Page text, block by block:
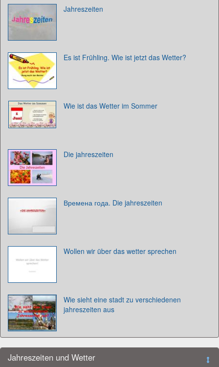
Jahreszeiten
Es ist Frühling. Wie ist jetzt das Wetter?
Wie ist das Wetter im Sommer
Die jahreszeiten
Времена года. Die jahreszeiten
Wollen wir über das wetter sprechen
Wie sieht eine stadt zu verschiedenen
jahreszeiten aus
Jahreszeiten und Wetter